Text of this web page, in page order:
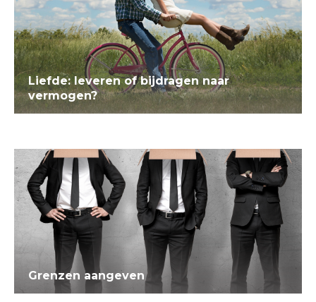
Liefde: leveren of bijdragen naar
vermogen?
Grenzen aangeven